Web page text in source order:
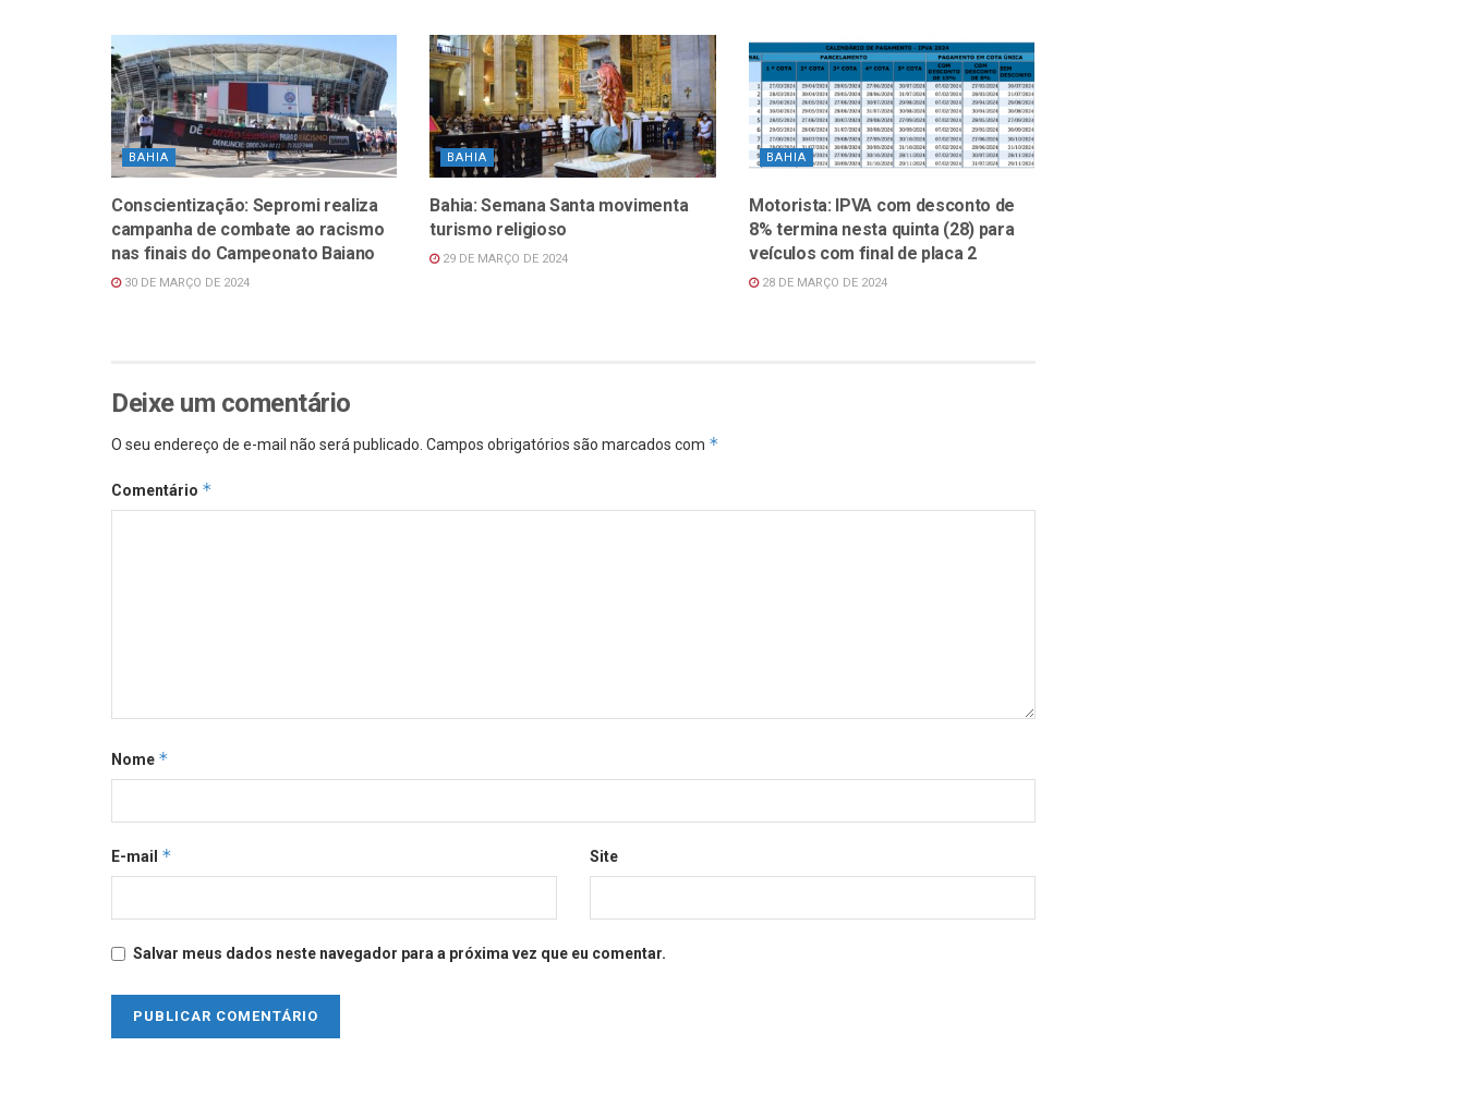
BAHIA
Conscientização: Sepromi realiza
campanha de combate ao racismo
nas finais do Campeonato Baiano
30 DE MARÇO DE 2024
BAHIA
Bahia: Semana Santa movimenta
turismo religioso
29 DE MARÇO DE 2024
BAHIA
Motorista: IPVA com desconto de
8% termina nesta quinta (28) para
veículos com final de placa 2
28 DE MARÇO DE 2024
Deixe um comentário
O seu endereço de e-mail não será publicado. Campos obrigatórios são marcados com *
Comentário *
Nome *
E-mail * Site
Salvar meus dados neste navegador para a próxima vez que eu comentar.